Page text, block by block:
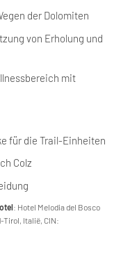
der Dolomiten
von Erholung und
mit
für die Trail-Einheiten
Colz
: Hotel Melodia del Bosco
Tirol, Italië, CIN: